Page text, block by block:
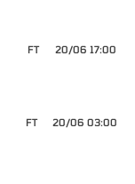
20/06 17:00
FT
20/06 03:00
FT